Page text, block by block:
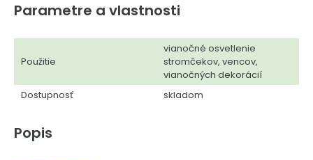
Parametre a vlastnosti
Použitie
vianočné osvetlenie
stromčekov, vencov,
vianočných dekorácií
Dostupnosť
skladom
Popis